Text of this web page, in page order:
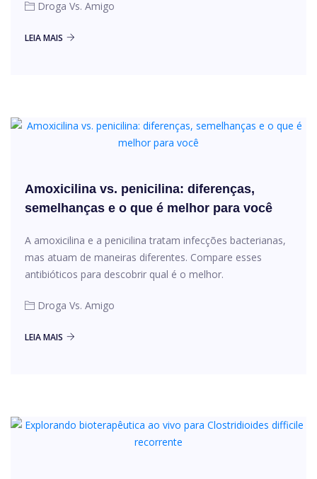
Droga Vs. Amigo
LEIA MAIS
Amoxicilina vs. penicilina: diferenças,
semelhanças e o que é melhor para você
A amoxicilina e a penicilina tratam infecções bacterianas,
mas atuam de maneiras diferentes. Compare esses
antibióticos para descobrir qual é o melhor.
Droga Vs. Amigo
LEIA MAIS